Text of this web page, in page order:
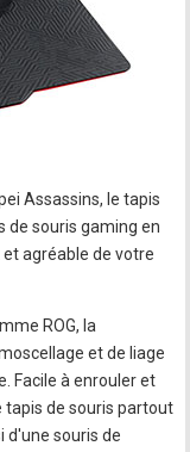
Assassins, le tapis
de souris gaming en
agréable de votre
ROG, la
et de liage
Facile à enrouler et
tapis de souris partout
d'une souris de